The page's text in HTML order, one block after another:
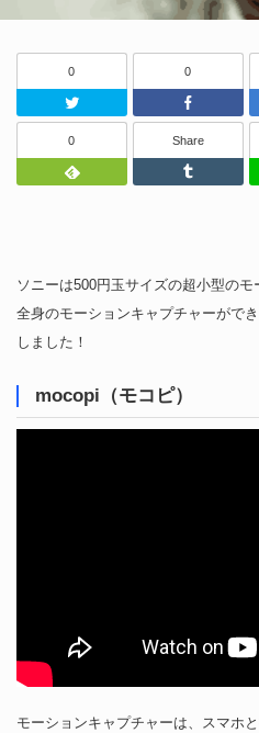
0
Twitter
0
0
Feedly
Share
ソニーは500円玉サイズの超小型のモ
全身のモーションキャプチャーがで
しました！
mocopi（モコピ）
モーションキャプチャーは、スマホ